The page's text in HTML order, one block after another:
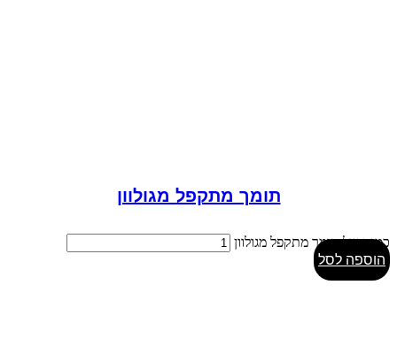
תומך מתקפל מגולוון
כמות של תומך מתקפל מגולוון
הוספה לסל